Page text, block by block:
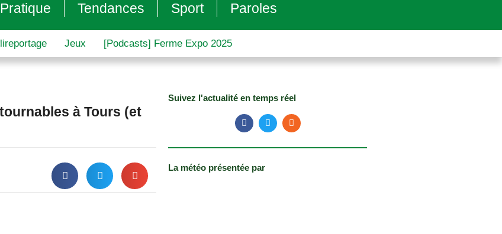
Pratique Tendances Sport Paroles
Jeux [Podcasts] Ferme Expo 2025
à Tours (et
Suivez l'actualité en temps réel
La météo présentée par